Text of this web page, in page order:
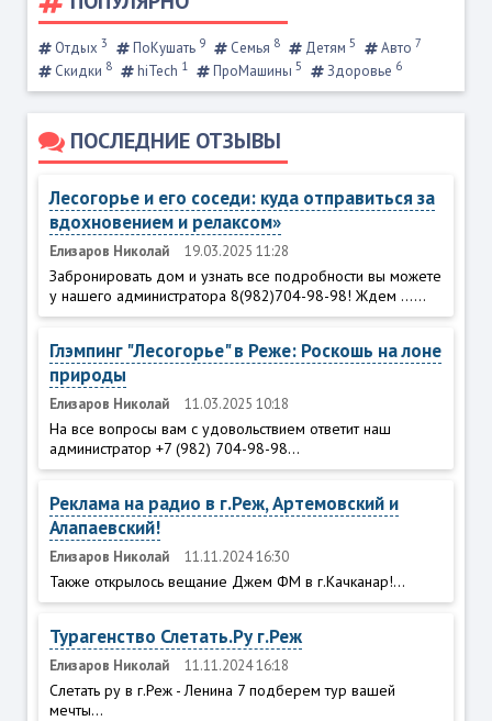
Отдых 3 ПоКушать 9 Семья 8 Детям 5 Авто 7
Скидки 8 hiTech 1 ПроМашины 5 Здоровье 6
ПОСЛЕДНИЕ ОТЗЫВЫ
Лесогорье и его соседи: куда отправиться за
вдохновением и релаксом»
Елизаров Николай 19.03.2025 11:28
Забронировать дом и узнать все подробности вы можете
у нашего администратора 8(982)704-98-98! Ждем ......
Глэмпинг "Лесогорье" в Реже: Роскошь на лоне
природы
Елизаров Николай 11.03.2025 10:18
На все вопросы вам с удовольствием ответит наш
администратор +7 (982) 704-98-98...
Реклама на радио в г.Реж, Артемовский и
Алапаевский!
Елизаров Николай 11.11.2024 16:30
Также открылось вещание Джем ФМ в г.Качканар!...
Турагенство Слетать.Ру г.Реж
Елизаров Николай 11.11.2024 16:18
Слетать ру в г.Реж - Ленина 7 подберем тур вашей
мечты...